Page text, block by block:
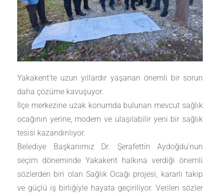
Yakakent’te uzun yıllardır yaşanan önemli bir sorun
daha çözüme kavuşuyor.
İlçe merkezine uzak konumda bulunan mevcut sağlık
ocağının yerine, modern ve ulaşılabilir yeni bir sağlık
tesisi kazandırılıyor.
Belediye Başkanımız Dr. Şerafettin Aydoğdu’nun
seçim döneminde Yakakent halkına verdiği önemli
sözlerden biri olan Sağlık Ocağı projesi, kararlı takip
ve güçlü iş birliğiyle hayata geçiriliyor. Verilen sözler